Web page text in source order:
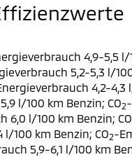
4,9-5,5 l/
5,2-5,3 l/
4,2-4,3
l/100 km Benzin; CO2
6,0 l/100 km Benzin; CO
100 km Benzin; CO2-
5,9-6,1 l/100 km